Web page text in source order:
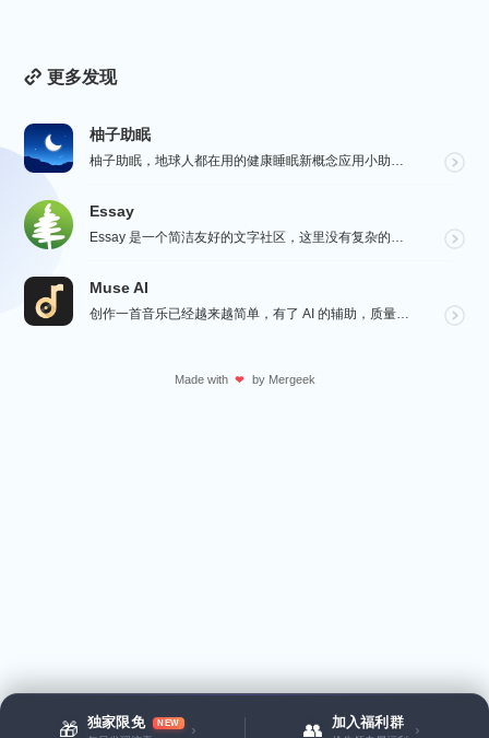
🎁 独家限免 NEW › 👥 加入福利群 ›
更多发现
柚子助眠
柚子助眠，地球人都在用的健康睡眠新概念应用小助手。Phone必备App神器.每一个热爱生活的人，都值...
Essay
Essay 是一个简洁友好的文字社区，这里没有复杂的社交功能，不会有浏览量，点赞和关注等量化指标去左...
Muse AI
创作一首音乐已经越来越简单，有了 AI 的辅助，质量更加有保障，Muse AI 可以让一个零经验用户...
Made with ❤ by Mergeek